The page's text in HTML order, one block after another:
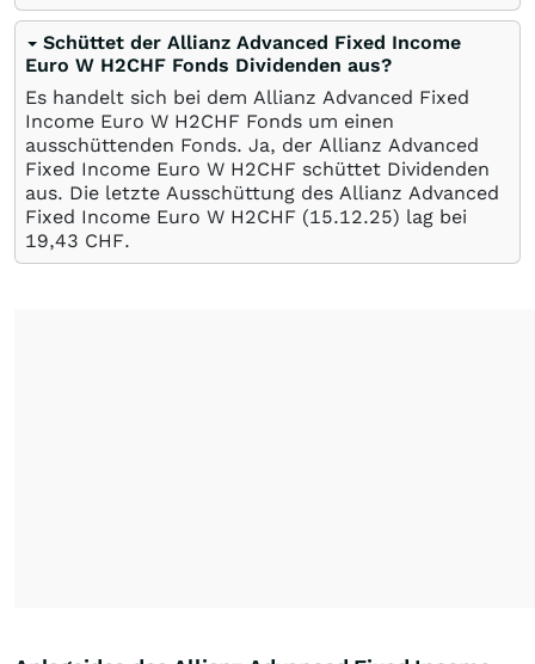
Schüttet der Allianz Advanced Fixed Income
Euro W H2CHF Fonds Dividenden aus?
Es handelt sich bei dem Allianz Advanced Fixed
Income Euro W H2CHF Fonds um einen
ausschüttenden Fonds. Ja, der Allianz Advanced
Fixed Income Euro W H2CHF schüttet Dividenden
aus. Die letzte Ausschüttung des Allianz Advanced
Fixed Income Euro W H2CHF (15.12.25) lag bei
19,43 CHF.